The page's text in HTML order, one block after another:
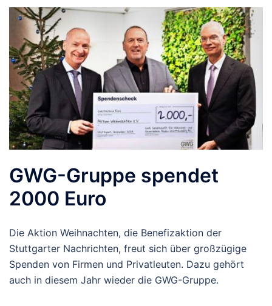
GWG-Gruppe spendet
2000 Euro
Die Aktion Weihnachten, die Benefizaktion der
Stuttgarter Nachrichten, freut sich über großzügige
Spenden von Firmen und Privatleuten. Dazu gehört
auch in diesem Jahr wieder die GWG-Gruppe.